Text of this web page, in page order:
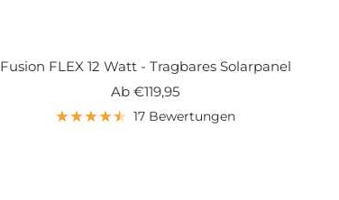
Fusion FLEX 12 Watt - Tragbares Solarpanel
Angebotspreis
Ab €119,95
17 Bewertungen